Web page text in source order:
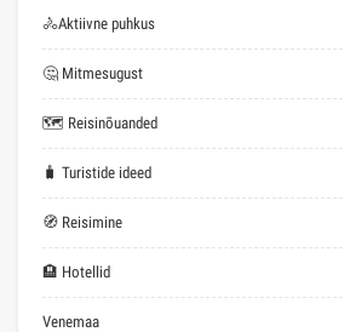
🚴Aktiivne puhkus
🤔 Mitmesugust
🗺 Reisinõuanded
🧳 Turistide ideed
🧭 Reisimine
🏨 Hotellid
Venemaa